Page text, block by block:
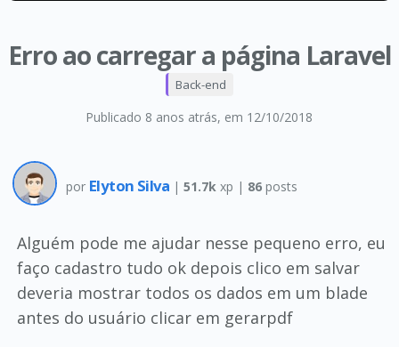
Erro ao carregar a página Laravel
Publicado 8 anos atrás, em 12/10/2018
Back-end
por Elyton Silva |51.7k xp | 86 posts
Alguém pode me ajudar nesse pequeno erro, eu
faço cadastro tudo ok depois clico em salvar
deveria mostrar todos os dados em um blade
antes do usuário clicar em gerarpdf